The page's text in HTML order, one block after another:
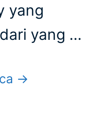
yang
yang …
→